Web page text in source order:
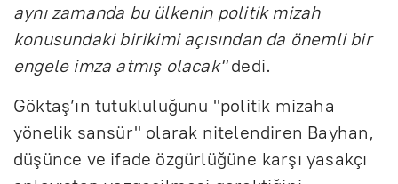
aynı zamanda bu ülkenin politik mizah
konusundaki birikimi açısından da önemli bir
engele imza atmış olacak"dedi.
Göktaş’ın tutukluluğunu "politik mizaha
yönelik sansür" olarak nitelendiren Bayhan,
düşünce ve ifade özgürlüğüne karşı yasakçı